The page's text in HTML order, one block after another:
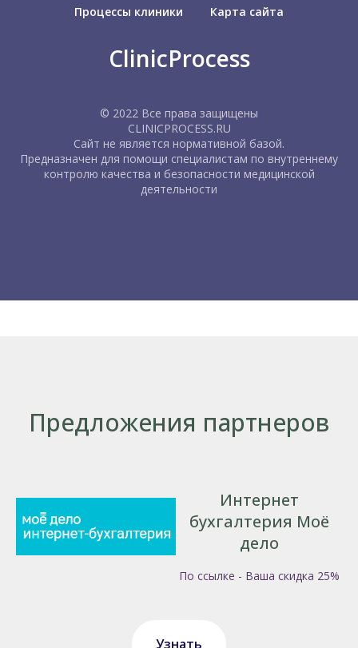
Процессы клиники Карта сайта
ClinicProcess
© 2022 Все права защищены
CLINICPROCESS.RU
Сайт не является нормативной базой.
Предназначен для помощи специалистам по внутреннему
контролю качества и безопасности медицинской
деятельности
Предложения партнеров
Интернет
бухгалтерия Моё
дело
По ссылке - Ваша скидка 25%
Узнать